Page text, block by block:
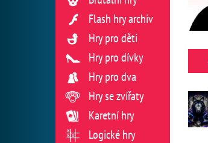
Flash hry archiv
Hry pro děti
Hry pro dívky
Hry pro dva
Hry se zvířaty
Karetní hry
Logické hry